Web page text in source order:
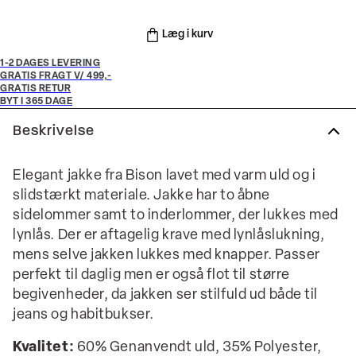
Læg i kurv
1-2 DAGES LEVERING
GRATIS FRAGT V/ 499,-
GRATIS RETUR
BYT I 365 DAGE
Beskrivelse
Elegant jakke fra Bison lavet med varm uld og i
slidstærkt materiale. Jakke har to åbne
sidelommer samt to inderlommer, der lukkes med
lynlås. Der er aftagelig krave med lynlåslukning,
mens selve jakken lukkes med knapper. Passer
perfekt til daglig men er også flot til større
begivenheder, da jakken ser stilfuld ud både til
jeans og habitbukser.
Kvalitet: 60% Genanvendt uld, 35% Polyester,